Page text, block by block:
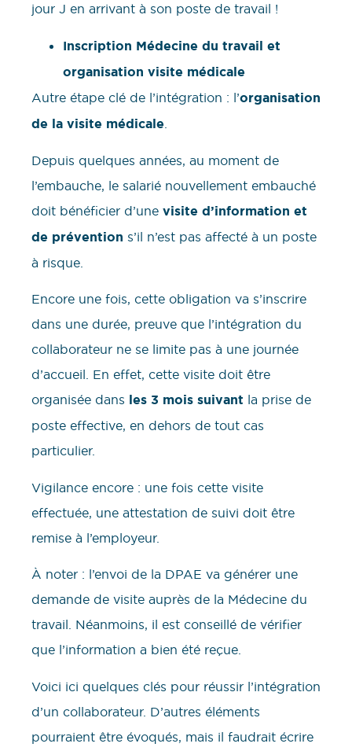
jour J en arrivant à son poste de travail !
Inscription Médecine du travail et
organisation visite médicale
Autre étape clé de l’intégration : l’organisation
de la visite médicale
Depuis quelques années, au moment de
l’embauche, le salarié nouvellement embauché
doit bénéficier d’une visite d’information et
de prévention s’il n’est pas affecté à un poste
à risque.
Encore une fois, cette obligation va s’inscrire
dans une durée, preuve que l’intégration du
collaborateur ne se limite pas à une journée
d’accueil. En effet, cette visite doit être
organisée dans les 3 mois suivant la prise de
poste effective, en dehors de tout cas
particulier.
Vigilance encore : une fois cette visite
effectuée, une attestation de suivi doit être
remise à l’employeur.
À noter : l’envoi de la DPAE va générer une
demande de visite auprès de la Médecine du
travail. Néanmoins, il est conseillé de vérifier
que l’information a bien été reçue.
Voici ici quelques clés pour réussir l’intégration
d’un collaborateur. D’autres éléments
pourraient être évoqués, mais il faudrait écrire